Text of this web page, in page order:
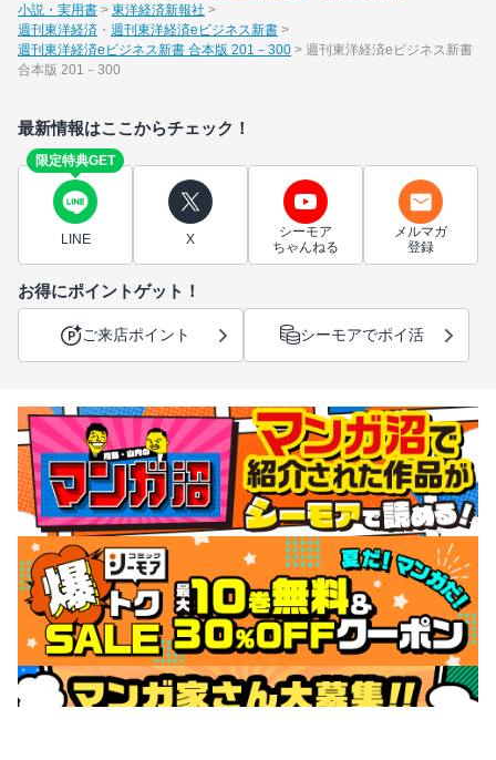
小説・実用書
東洋経済新報社
週刊東洋経済
週刊東洋経済eビジネス新書
週刊東洋経済eビジネス新書 合本版 201－300
週刊東洋経済eビジネス新書
合本版 201－300
最新情報はここからチェック！
限定特典GET
LINE X
シーモア
ちゃんねる
メルマガ
登録
お得にポイントゲット！
ご来店ポイント シーモアでポイ活